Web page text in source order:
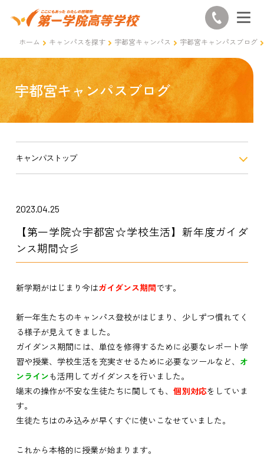
ホーム キャンパスを探す 宇都宮キャンパス 宇都宮キャンパスブログ
宇都宮キャンパスブログ
キャンパストップ
2023.04.25
【第一学院☆宇都宮☆学校生活】新年度ガイダ
ンス期間☆彡
新学期がはじまり今はガイダンス期間です。
新一年生たちのキャンパス登校がはじまり、少しずつ慣れてく
る様子が見えてきました。
ガイダンス期間には、単位を修得するために必要なレポート学
習や授業、学校生活を充実させるために必要なツールなど、 オ
ンラインも活用してガイダンスを行いました。
端末の操作が不安な生徒たちに関しても、個別対応をしていま
す。
生徒たちはのみ込みが早くすぐに使いこなせていました。
これから本格的に授業が始まります。